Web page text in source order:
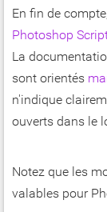
En fin de
Photoshop
La
sont orientés
n'indique
ouverts dans le
Notez que les
valables pour